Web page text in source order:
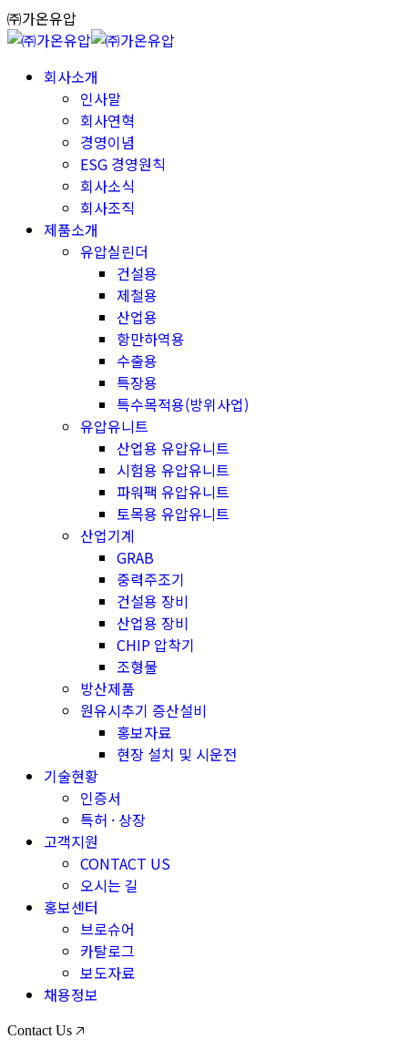
Skip
to
㈜가온유압
회사소개
인사말
회사연혁
경영이념
ESG 경영원칙
회사소식
회사조직
제품소개
유압실린더
건설용
제철용
산업용
항만하역용
수출용
특장용
특수목적용(방위사업)
유압유니트
산업용 유압유니트
시험용 유압유니트
파워팩 유압유니트
토목용 유압유니트
산업기계
GRAB
중력주조기
건설용 장비
산업용 장비
CHIP 압착기
조형물
방산제품
원유시추기 증산설비
홍보자료
현장 설치 및 시운전
기술현황
인증서
특허 · 상장
고객지원
CONTACT US
오시는 길
홍보센터
브로슈어
카탈로그
보도자료
채용정보
Contact Us 🡥